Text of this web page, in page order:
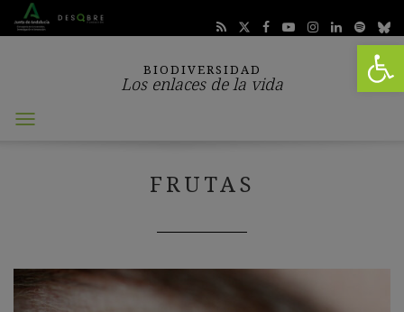
Abrir
BIODIVERSIDAD
Los enlaces de la vida
Abrir
FRUTAS